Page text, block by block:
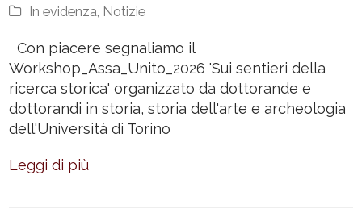
In evidenza Notizie
Con piacere segnaliamo il
Workshop_Assa_Unito_2026 'Sui sentieri della
ricerca storica' organizzato da dottorande e
dottorandi in storia, storia dell'arte e archeologia
dell'Università di Torino
Leggi di più